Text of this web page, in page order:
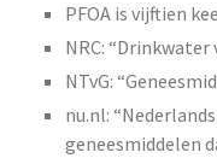
PFOA is vijftien
NRC: “Drinkwater
NTvG:
nu.nl:
geneesmiddelen